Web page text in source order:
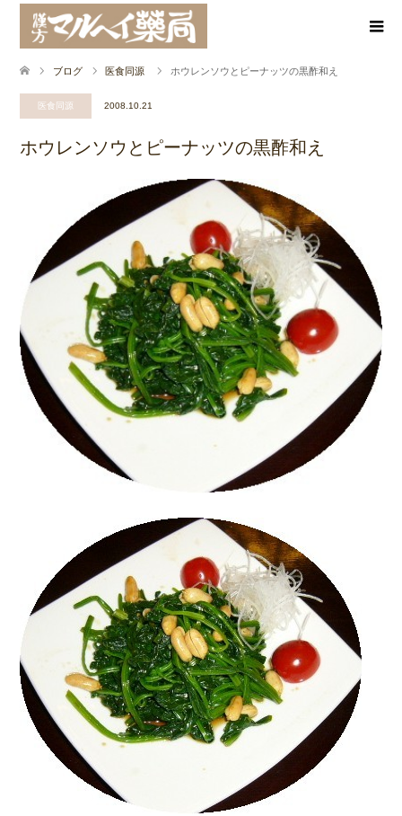
ブログ 医食同源 ホウレンソウとピーナッツの黒酢和え
医食同源 2008.10.21
ホウレンソウとピーナッツの黒酢和え